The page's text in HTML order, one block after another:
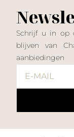
Schrijf u in op
blijven van
aanbiedingen